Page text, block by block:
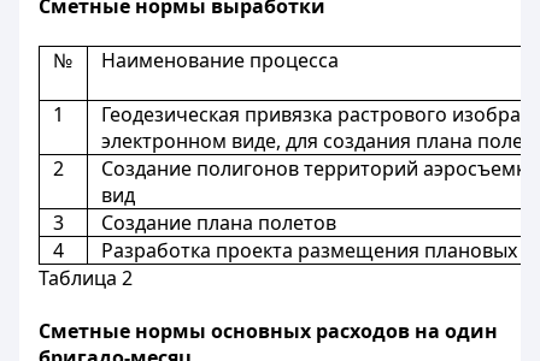
Сметные нормы выработки
№ Наименование процесса
1
Геодезическая привязка растрового
электронном виде, для создания плана
2
Создание полигонов территорий
вид
3
Создание плана полетов
4
Разработка проекта размещения плановых
Таблица 2
Сметные нормы основных расходов на один